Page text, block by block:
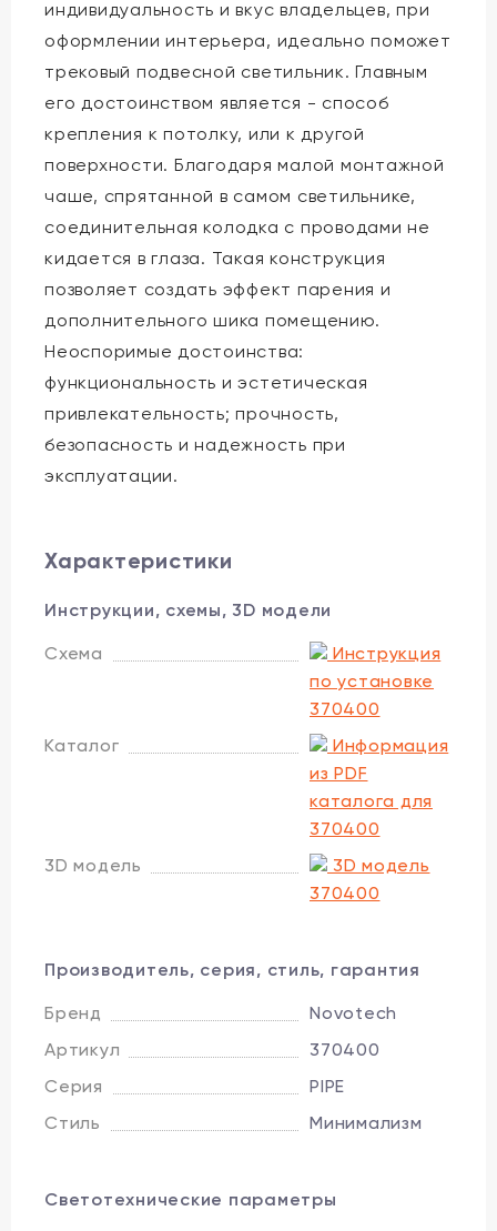
индивидуальность и вкус владельцев, при
оформлении интерьера, идеально поможет
трековый подвесной светильник. Главным
его достоинством является - способ
крепления к потолку, или к другой
поверхности. Благодаря малой монтажной
чаше, спрятанной в самом светильнике,
соединительная колодка с проводами не
кидается в глаза. Такая конструкция
позволяет создать эффект парения и
дополнительного шика помещению.
Неоспоримые достоинства:
функциональность и эстетическая
привлекательность; прочность,
безопасность и надежность при
эксплуатации.
Характеристики
Инструкции, схемы, 3D модели
Схема
Инструкция
по установке
370400
Каталог
Информация
из PDF
каталога для
370400
3D модель
3D модель
370400
Производитель, серия, стиль, гарантия
Бренд
Novotech
Артикул
370400
Серия
PIPE
Стиль
Минимализм
Светотехнические параметры